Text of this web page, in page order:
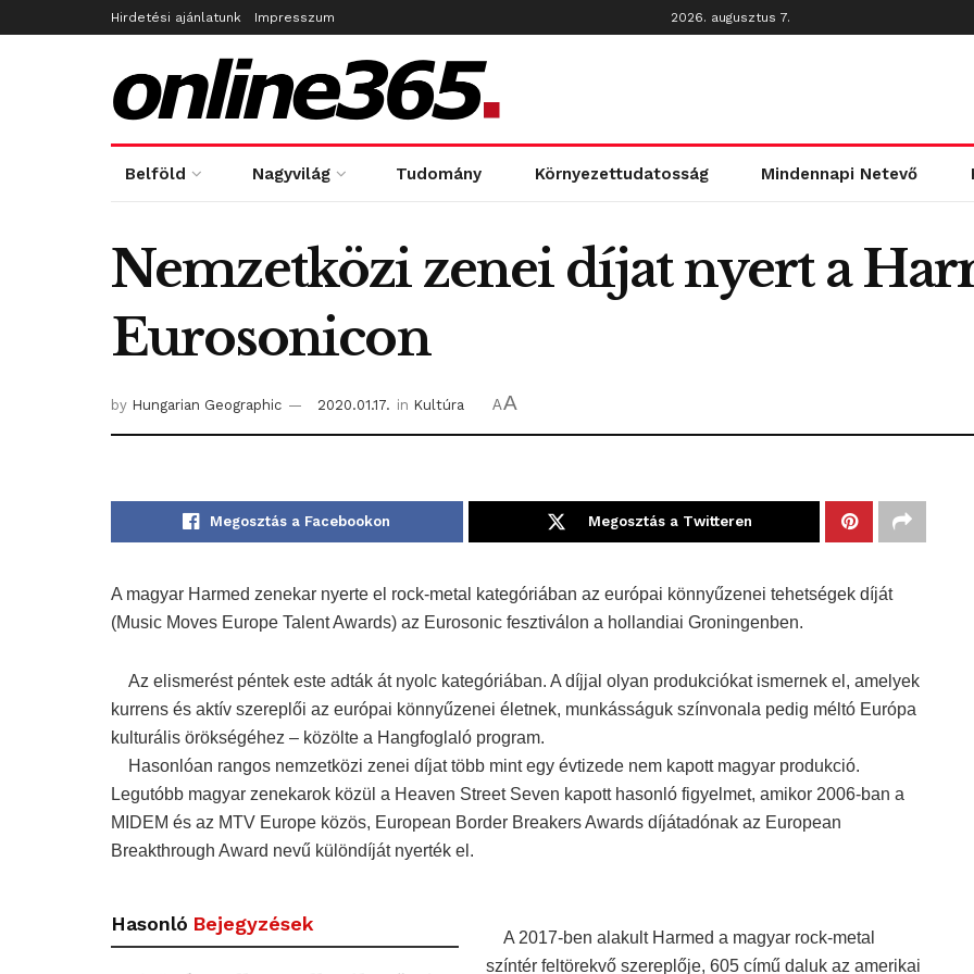
Hirdetési ajánlatunk Impresszum 2026. augusztus 7.
Belföld Nagyvilág Tudomány Környezettudatosság Mindennapi Netevő
Nemzetközi zenei díjat nyert a
Eurosonicon
by Hungarian Geographic 2020.01.17. in Kultúra AA
Megosztás a Facebookon Megosztás a Twitteren
A magyar Harmed zenekar nyerte el rock-metal kategóriában az európai könnyűzenei tehetségek díját
(Music Moves Europe Talent Awards) az Eurosonic fesztiválon a hollandiai Groningenben.
Az elismerést péntek este adták át nyolc kategóriában. A díjjal olyan produkciókat ismernek el, amelyek
kurrens és aktív szereplői az európai könnyűzenei életnek, munkásságuk színvonala pedig méltó Európa
kulturális örökségéhez – közölte a Hangfoglaló program.
Hasonlóan rangos nemzetközi zenei díjat több mint egy évtizede nem kapott magyar produkció.
Legutóbb magyar zenekarok közül a Heaven Street Seven kapott hasonló figyelmet, amikor 2006-ban a
MIDEM és az MTV Europe közös, European Border Breakers Awards díjátadónak az European
Breakthrough Award nevű különdíját nyerték el.
Hasonló Bejegyzések
A 2017-ben alakult Harmed a magyar rock-metal
színtér feltörekvő szereplője, 605 című daluk az amerikai